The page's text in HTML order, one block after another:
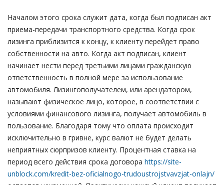
Началом этого срока служит дата, когда был подписан акт
приема-передачи транспортного средства. Когда срок
лизинга приблизится к концу, к клиенту перейдет право
собственности на авто. Когда акт подписан, клиент
начинает нести перед третьими лицами гражданскую
ответственность в полной мере за использование
автомобиля. Лизингополучателем, или арендатором,
называют физическое лицо, которое, в соответствии с
условиями финансового лизинга, получает автомобиль в
пользование. Благодаря тому что оплата происходит
исключительно в гривне, курс валют не будет делать
неприятных сюрпризов клиенту. Процентная ставка на
период всего действия срока договора https://site-
unblock.com/kredit-bez-oficialnogo-trudoustrojstvavzjat-onlajn/